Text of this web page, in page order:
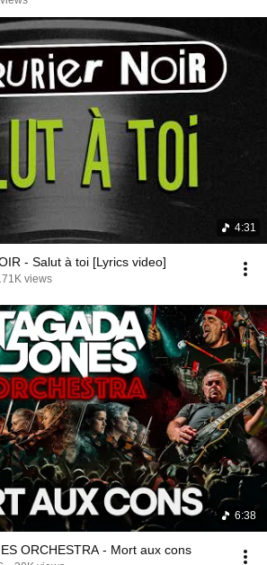
4:31
- Salut à toi [Lyrics video]
views
6:38
ORCHESTRA - Mort aux cons